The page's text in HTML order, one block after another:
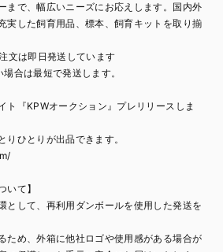
まで、幅広いニーズにお応えします。国内外
実した飼育用品、標本、飼育キットを取り揃
文は即日発送しています
合は最短で発送します。
ト『KPWオークション』プレリリースしま
ひとりが出品できます。
いて】
として、再利用ダンボールを使用した発送を
ため、外箱に他社ロゴや使用感がある場合が